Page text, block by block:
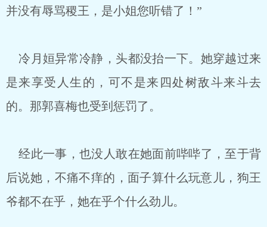
并没有辱骂稷王，是小姐您听错了！”
冷月姮异常冷静，头都没抬一下。她穿越过来
是来享受人生的，可不是来四处树敌斗来斗去
的。那郭喜梅也受到惩罚了。
经此一事，也没人敢在她面前哔哔了，至于背
后说她，不痛不痒的，面子算什么玩意儿，狗王
爷都不在乎，她在乎个什么劲儿。